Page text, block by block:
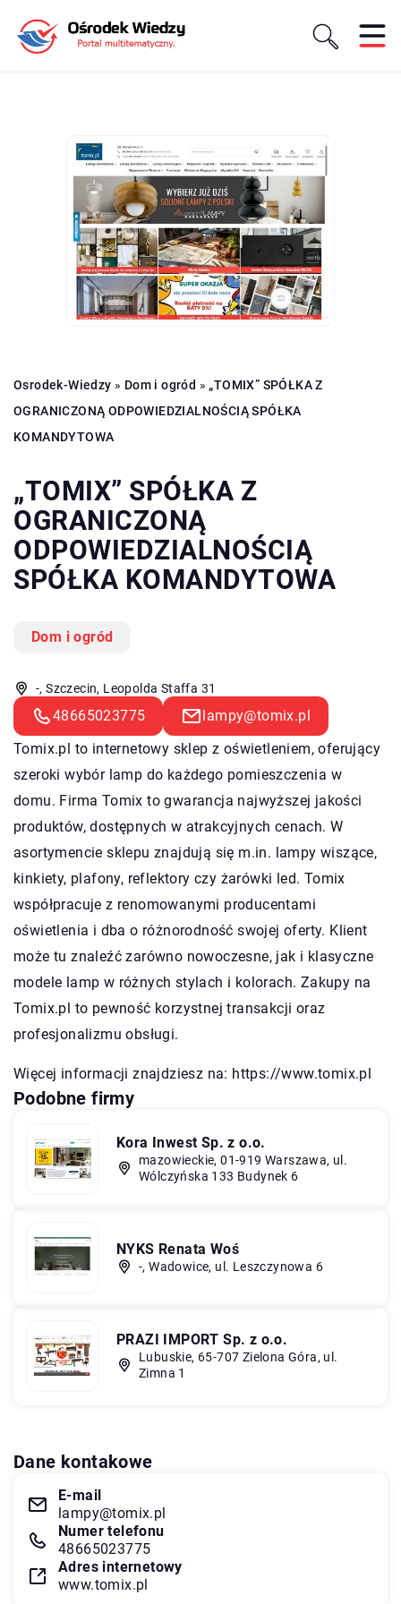
Osrodek-Wiedzy » Dom i ogród » „TOMIX” SPÓŁKA Z
OGRANICZONĄ ODPOWIEDZIALNOŚCIĄ SPÓŁKA
KOMANDYTOWA
„TOMIX” SPÓŁKA Z
OGRANICZONĄ
ODPOWIEDZIALNOŚCIĄ
SPÓŁKA KOMANDYTOWA
Dom i ogród
-, Szczecin, Leopolda Staffa 31
48665023775
lampy@tomix.pl
Tomix.pl to internetowy sklep z oświetleniem, oferujący
szeroki wybór lamp do każdego pomieszczenia w
domu. Firma Tomix to gwarancja najwyższej jakości
produktów, dostępnych w atrakcyjnych cenach. W
asortymencie sklepu znajdują się m.in. lampy wiszące,
kinkiety, plafony, reflektory czy żarówki led. Tomix
współpracuje z renomowanymi producentami
oświetlenia i dba o różnorodność swojej oferty. Klient
może tu znaleźć zarówno nowoczesne, jak i klasyczne
modele lamp w różnych stylach i kolorach. Zakupy na
Tomix.pl to pewność korzystnej transakcji oraz
profesjonalizmu obsługi.
Więcej informacji znajdziesz na: https://www.tomix.pl
Podobne firmy
Kora Inwest Sp. z o.o.
mazowieckie, 01-919 Warszawa, ul.
Wólczyńska 133 Budynek 6
NYKS Renata Woś
-, Wadowice, ul. Leszczynowa 6
PRAZI IMPORT Sp. z o.o.
Lubuskie, 65-707 Zielona Góra, ul.
Zimna 1
Dane kontakowe
E-mail
lampy@tomix.pl
Numer telefonu
48665023775
Adres internetowy
www.tomix.pl